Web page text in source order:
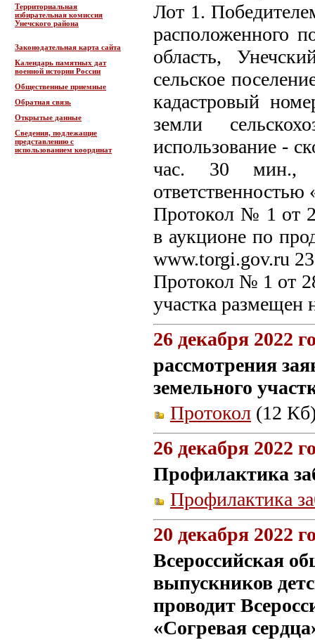
Территориальная
избирательная комиссия
Унечского района
Законодательная карта сайта
Календарь памятных дат
военной истории России
Общественные приемные
Обратная связь
Открытые данные
Сведения, подлежащие
представлению с
использованием координат
Лот 1.
расположенного
область,
сельское
кадастровый
земли
использование -
час. 30 мин.,
Протокол № 1 от
в аукционе по
www.torgi.gov.ru
Протокол № 1 от
участка размещен
26 декабря 2022
рассмотрения
земельного
Протокол (12
26 декабря 2022
Профилактика
Профилактика
20 декабря 2022
Всероссийская
выпускников
проводит
«Согревая